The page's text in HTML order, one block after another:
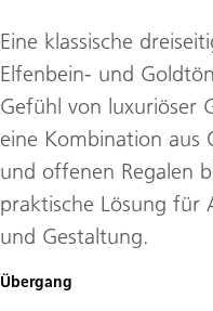
Eine klassische
Elfenbein- und
Gefühl von luxuriöser
eine Kombination aus
und offenen Regalen
praktische Lösung für
und Gestaltung.
Übergang